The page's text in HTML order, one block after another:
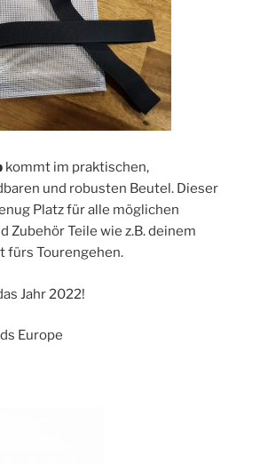
kommt im praktischen,
und robusten Beutel. Dieser
Platz für alle möglichen
Zubehör Teile wie z.B. deinem
fürs Tourengehen.
Jahr 2022!
Europe